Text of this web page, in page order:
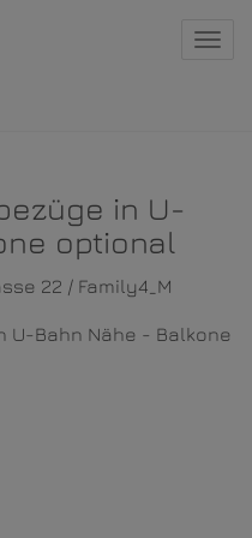
in U-
optional
22 / Family4_M